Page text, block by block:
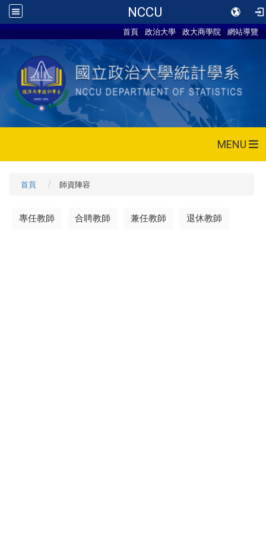
NCCU
首頁 政治大學 政大商學院 網站導覽
MENU
首頁 師資陣容
專任教師 合聘教師 兼任教師 退休教師